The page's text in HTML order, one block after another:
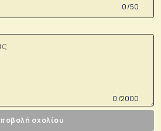
0 /50
0 /2000
σχολίου